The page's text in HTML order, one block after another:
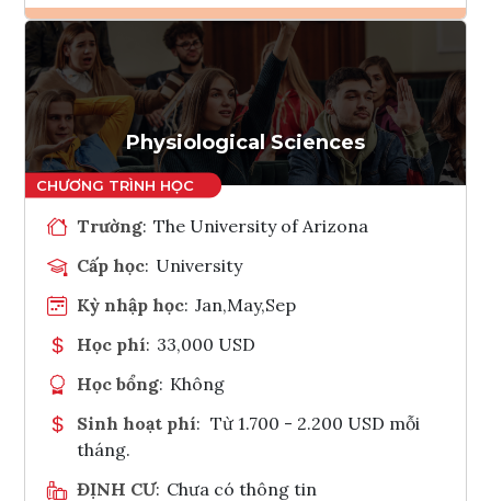
Ghi danh
Tham vấn Interlink
Physiological Sciences
Trường: The University of Arizona
Cấp học: University
Kỳ nhập học: Jan,May,Sep
Học phí: 33,000 USD
Học bổng: Không
Sinh hoạt phí: Từ 1.700 - 2.200 USD mỗi
tháng.
ĐỊNH CƯ: Chưa có thông tin